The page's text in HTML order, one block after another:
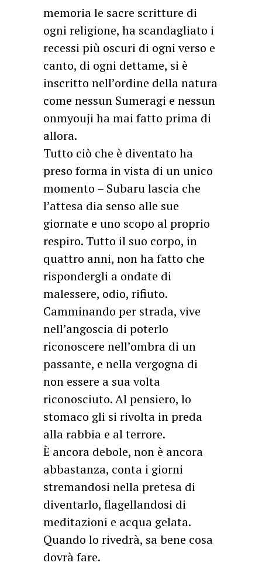
memoria le sacre scritture di
ogni religione, ha scandagliato i
recessi più oscuri di ogni verso e
canto, di ogni dettame, si è
inscritto nell’ordine della natura
come nessun Sumeragi e nessun
onmyouji ha mai fatto prima di
allora.
Tutto ciò che è diventato ha
preso forma in vista di un unico
momento – Subaru lascia che
l’attesa dia senso alle sue
giornate e uno scopo al proprio
respiro. Tutto il suo corpo, in
quattro anni, non ha fatto che
rispondergli a ondate di
malessere, odio, rifiuto.
Camminando per strada, vive
nell’angoscia di poterlo
riconoscere nell’ombra di un
passante, e nella vergogna di
non essere a sua volta
riconosciuto. Al pensiero, lo
stomaco gli si rivolta in preda
alla rabbia e al terrore.
È ancora debole, non è ancora
abbastanza, conta i giorni
stremandosi nella pretesa di
diventarlo, flagellandosi di
meditazioni e acqua gelata.
Quando lo rivedrà, sa bene cosa
dovrà fare.